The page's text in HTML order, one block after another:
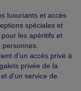
luxuriants et accès
spéciales et
les apéritifs et
d'un accès privé à
privée de la
d'un service de